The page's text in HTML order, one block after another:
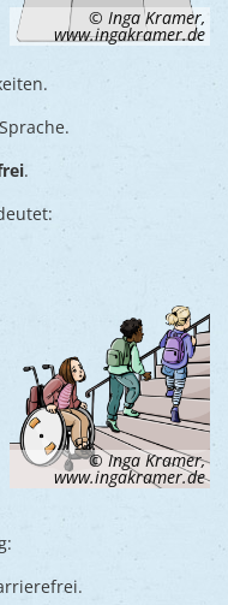
© Inga Kramer,
www.ingakramer.de
.
© Inga Kramer,
www.ingakramer.de